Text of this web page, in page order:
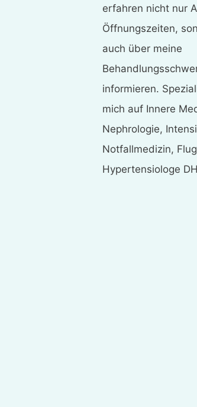
erfahren nicht nur
Öffnungszeiten,
auch über meine
informieren.
mich auf Innere
Nephrologie,
Notfallmedizin,
Hypertensiologe